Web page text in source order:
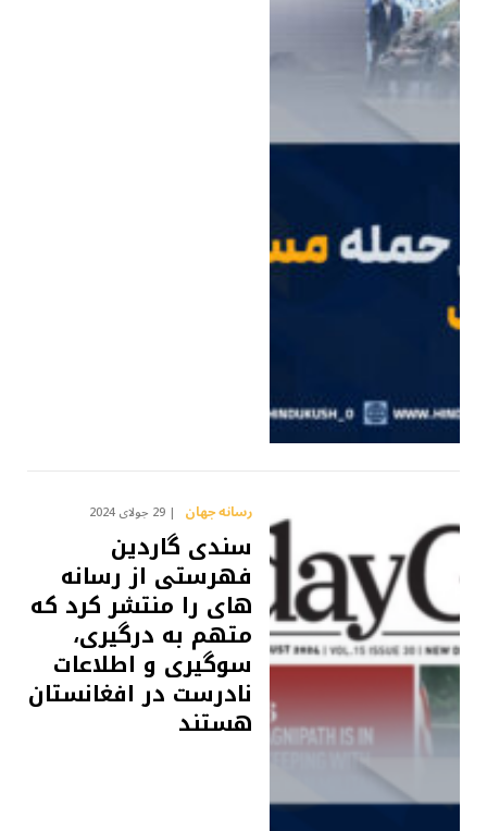
رسانه جهان 29 جولای 2024
سندی گاردين
فهرستی از رسانه
های را منتشر کرد که
متهم به درگیری،
سوگیری و اطلاعات
نادرست در افغانستان
هستند